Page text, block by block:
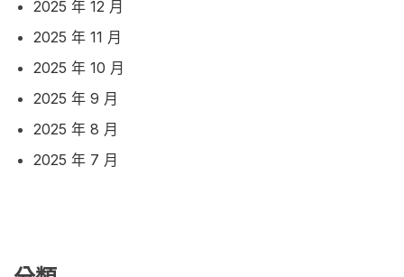
2025 年 12 月
2025 年 11 月
2025 年 10 月
2025 年 9 月
2025 年 8 月
2025 年 7 月